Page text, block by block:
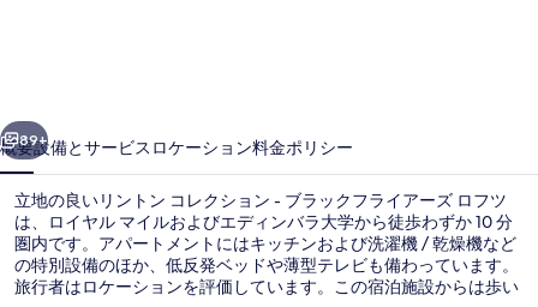
シ
ョ
ン
ブ
次へ
89+
概要設備とサービス ロケーション料金ポリシー
立地の良いリントン コレクション - ブラックフライアーズ ロフツ
は、ロイヤル マイルおよびエディンバラ大学から徒歩わずか 10 分
圏内です。アパートメントにはキッチンおよび洗濯機 / 乾燥機など
の特別設備のほか、低反発ベッドや薄型テレビも備わっています。
旅行者はロケーションを評価しています。この宿泊施設からは歩い